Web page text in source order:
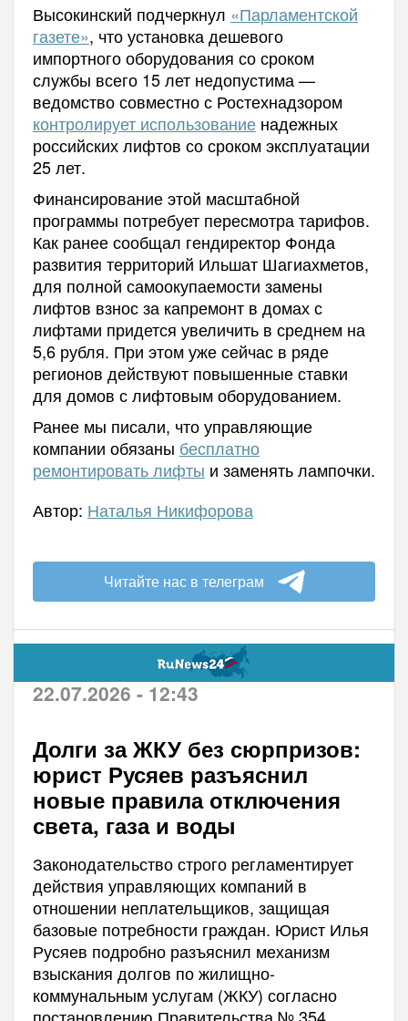
Высокинский подчеркнул «Парламентской
газете», что установка дешевого
импортного оборудования со сроком
службы всего 15 лет недопустима —
ведомство совместно с Ростехнадзором
контролирует использованиенадежных
российских лифтов со сроком эксплуатации
25 лет.
Финансирование этой масштабной
программы потребует пересмотра тарифов.
Как ранее сообщал гендиректор Фонда
развития территорий Ильшат Шагиахметов,
для полной самоокупаемости замены
лифтов взнос за капремонт в домах с
лифтами придется увеличить в среднем на
5,6 рубля. При этом уже сейчас в ряде
регионов действуют повышенные ставки
для домов с лифтовым оборудованием.
Ранее мы писали, что управляющие
компании обязаны бесплатно
ремонтировать лифты и заменять лампочки.
Автор: Наталья Никифорова
Читайте нас в телеграм
22.07.2026 - 12:43
Долги за ЖКУ без сюрпризов:
юрист Русяев разъяснил
новые правила отключения
света, газа и воды
Законодательство строго регламентирует
действия управляющих компаний в
отношении неплательщиков, защищая
базовые потребности граждан. Юрист Илья
Русяев подробно разъяснил механизм
взыскания долгов по жилищно-
коммунальным услугам (ЖКУ) согласно